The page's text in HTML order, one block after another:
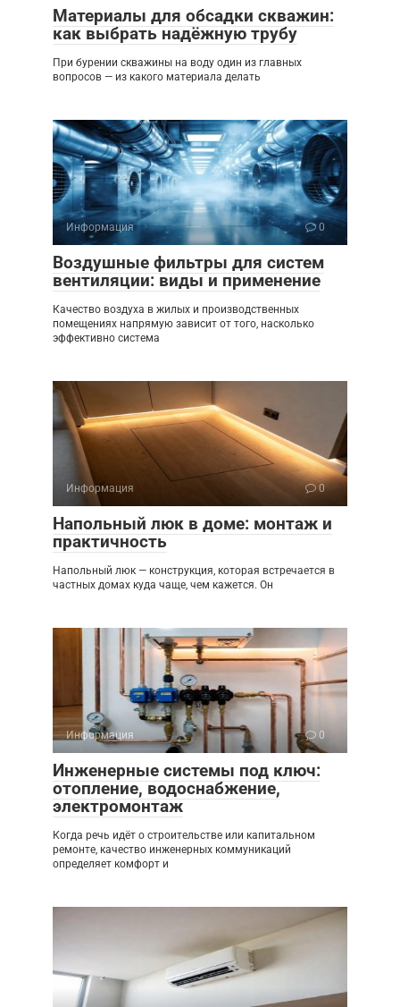
Материалы для обсадки скважин:
как выбрать надёжную трубу
При бурении скважины на воду один из главных
вопросов — из какого материала делать
Информация 0
Воздушные фильтры для систем
вентиляции: виды и применение
Качество воздуха в жилых и производственных
помещениях напрямую зависит от того, насколько
эффективно система
Информация 0
Напольный люк в доме: монтаж и
практичность
Напольный люк — конструкция, которая встречается в
частных домах куда чаще, чем кажется. Он
Информация 0
Инженерные системы под ключ:
отопление, водоснабжение,
электромонтаж
Когда речь идёт о строительстве или капитальном
ремонте, качество инженерных коммуникаций
определяет комфорт и